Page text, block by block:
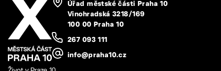
Úřad městské části Praha 10
Vinohradská 3218/169
100 00 Praha 10
267 093 111
info@praha10.cz